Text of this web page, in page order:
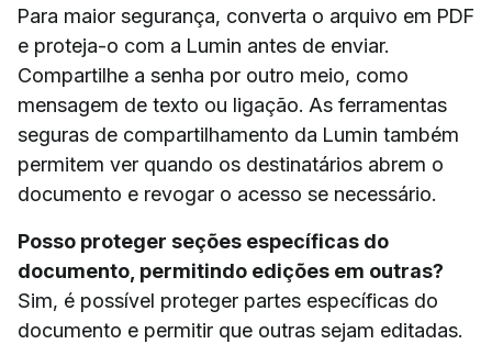
Para maior segurança, converta o arquivo em PDF
e proteja-o com a Lumin antes de enviar.
Compartilhe a senha por outro meio, como
mensagem de texto ou ligação. As ferramentas
seguras de compartilhamento da Lumin também
permitem ver quando os destinatários abrem o
documento e revogar o acesso se necessário.
Posso proteger seções específicas do
documento, permitindo edições em outras?
Sim, é possível proteger partes específicas do
documento e permitir que outras sejam editadas.